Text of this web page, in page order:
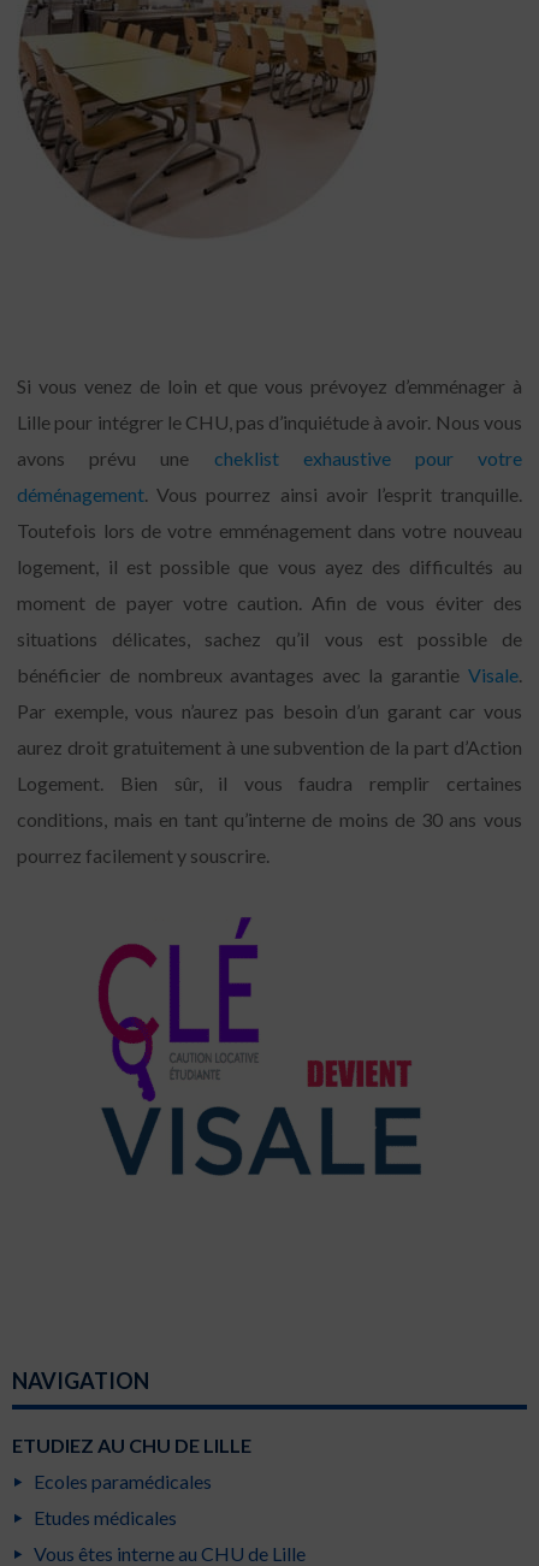
Si vous venez de loin et que vous prévoyez d’emménager à
Lille pour intégrer le CHU, pas d’inquiétude à avoir. Nous vous
avons prévu une cheklist exhaustive pour votre
déménagement. Vous pourrez ainsi avoir l’esprit tranquille.
Toutefois lors de votre emménagement dans votre nouveau
logement, il est possible que vous ayez des difficultés au
moment de payer votre caution. Afin de vous éviter des
situations délicates, sachez qu’il vous est possible de
bénéficier de nombreux avantages avec la garantie Visale.
Par exemple, vous n’aurez pas besoin d’un garant car vous
aurez droit gratuitement à une subvention de la part d’Action
Logement. Bien sûr, il vous faudra remplir certaines
conditions, mais en tant qu’interne de moins de 30 ans vous
pourrez facilement y souscrire.
NAVIGATION
ETUDIEZ AU CHU DE LILLE
Ecoles paramédicales
Etudes médicales
Vous êtes interne au CHU de Lille